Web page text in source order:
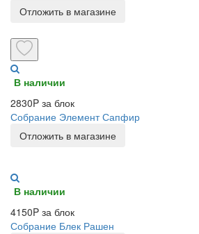
Отложить в магазине
В наличии
2830P за блок
Собрание Элемент Сапфир
Отложить в магазине
В наличии
4150P за блок
Собрание Блек Рашен